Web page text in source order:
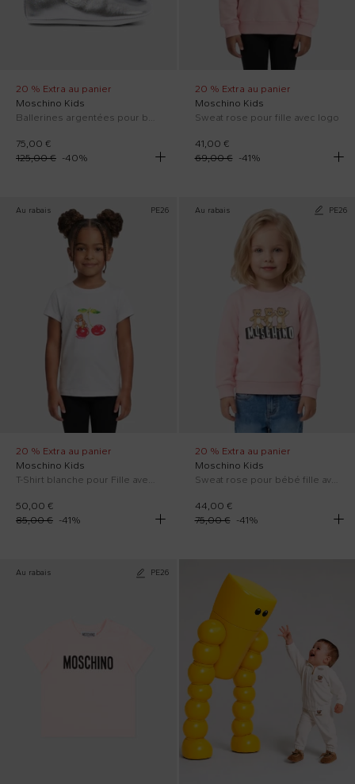
20 % Extra au panier
Moschino Kids
75,00 €
125,00 € -40%
20 % Extra au panier
Moschino Kids
Sweat rose pour fille avec logo
41,00 €
69,00 €
-41%
Au rabais PE26
20 % Extra au panier
Moschino Kids
T-Shirt blanche pour Fille avec Teddy Bear
50,00 €
85,00 € -41%
Au rabais PE26
20 % Extra au panier
Moschino Kids
Sweat rose pour bébé fille avec Teddy Bear
44,00 €
75,00 €
-41%
Au rabais PE26